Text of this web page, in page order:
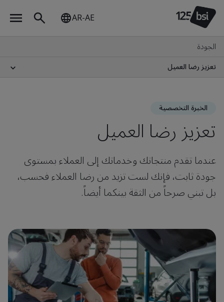
AR-AE
الجودة
تعزيز رضا العميل
الخبرة التخصصية
تعزيز رضا العميل
عندما تقدم منتجاتك وخدماتك إلى العملاء بمستوى
جودة ثابت، فإنك لست تزيد من رضا العملاء فحسب،
بل تبني صرحاً من الثقة بينكما أيضاً.